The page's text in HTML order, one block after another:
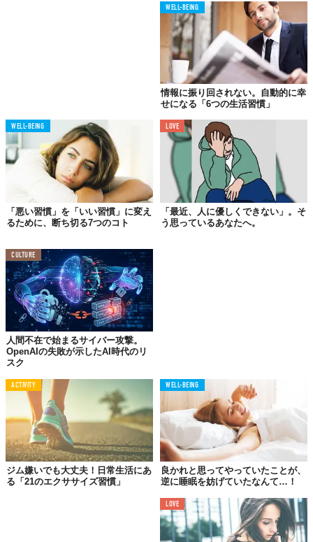
顔を見せることでも。または「どうも」と軽く挨拶してみたらど
うでしょう。その人がそこにいることに気づいてあげる、この反
02.
他人の「自虐ネタ」に乗っかる
自分のことをネタにするのは良いとして、他人からネタにされる
のは、誰だっていい気がしません。髪の毛が薄くなってきた事
実、体重が増えてきていること、仕事が大変だったり出世できそ
うになかったり、家族のグチ…。
自虐しているからって、お笑いのネタとして周りが乗っかるのは
違います。 人が自虐に走ってしまうのは、自分の不安を隠すため
の仮面とも考えられます。自虐ネタに対して周囲がそれをさらに
03.
周囲の時間をムダにする
ミーティングや会合などにいつも遅れる、「自分の時間の方が大
事」と思っていませんか。スーパーのレジで支払いするときに、
後ろの人を待たせてもゆっくり財布をだして、カードの山を漁る
ことはありませんか。自分だけのせまい世界で自分よがりに考え
ているだけでは？
このように小さな不便さに気づかないような人は、結局大きな問
題にも気づけない。デリカシーのない図太い人。
何気ない状況で対応するときほど、本来の自分が出るものです。
特に自分がリーダーのポジションにいる場合ほど重要に。「自分
よりも周囲の人たちのほうが、重要なタスクを抱えている」とい
う見方に切り替えるだけでも、大きな変化になりますよ。
WELL-BEING
情報に振り回されない。自動的に幸
せになる「6つの生活習慣」
WELL-BEING
「悪い習慣」を「いい習慣」に変え
るために、断ち切る7つのコト
LOVE
「最近、人に優しくできない」。そ
う思っているあなたへ。
CULTURE
人間不在で始まるサイバー攻撃。
OpenAIの失敗が示したAI時代のリ
スク
ACTIVITY
ジム嫌いでも大丈夫！日常生活にあ
る「21のエクササイズ習慣」
WELL-BEING
良かれと思ってやっていたことが、
逆に睡眠を妨げていたなんて…！
LOVE